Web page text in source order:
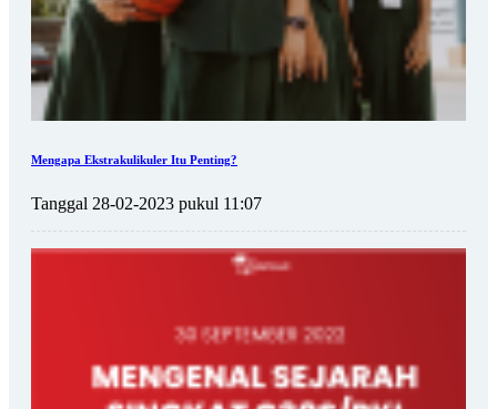
Mengapa Ekstrakulikuler Itu Penting?
Tanggal 28-02-2023 pukul 11:07